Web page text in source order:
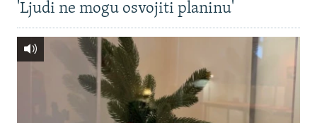
'Ljudi ne mogu osvojiti planinu'